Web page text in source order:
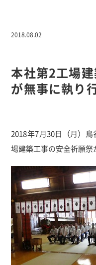
2018.08.02
本社第2工場
が無事に執り
2018年7月30日（月）
場建築工事の安全祈願祭